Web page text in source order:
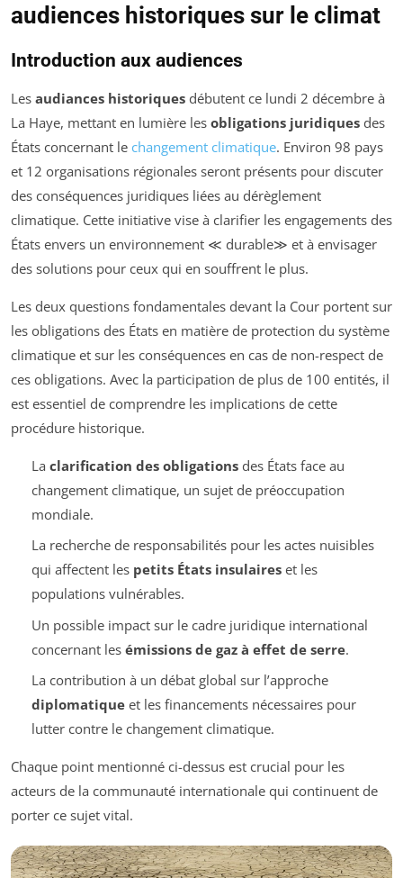
audiences historiques sur le climat
Introduction aux audiences
Les audiances historiques débutent ce lundi 2 décembre à
La Haye, mettant en lumière les obligations juridiques des
États concernant le changement climatique. Environ 98 pays
et 12 organisations régionales seront présents pour discuter
des conséquences juridiques liées au dérèglement
climatique. Cette initiative vise à clarifier les engagements des
États envers un environnement ≪ durable≫ et à envisager
des solutions pour ceux qui en souffrent le plus.
Les deux questions fondamentales devant la Cour portent sur
les obligations des États en matière de protection du système
climatique et sur les conséquences en cas de non-respect de
ces obligations. Avec la participation de plus de 100 entités, il
est essentiel de comprendre les implications de cette
procédure historique.
La clarification des obligationsdes États face au
changement climatique, un sujet de préoccupation
mondiale.
La recherche de responsabilités pour les actes nuisibles
qui affectent les petits États insulaireset les
populations vulnérables.
Un possible impact sur le cadre juridique international
concernant les émissions de gaz à effet de serre.
La contribution à un débat global sur l’approche
diplomatiqueet les financements nécessaires pour
lutter contre le changement climatique.
Chaque point mentionné ci-dessus est crucial pour les
acteurs de la communauté internationale qui continuent de
porter ce sujet vital.